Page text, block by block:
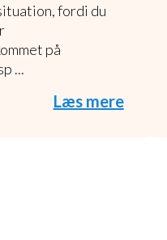
fordi du
på
...
Læs mere